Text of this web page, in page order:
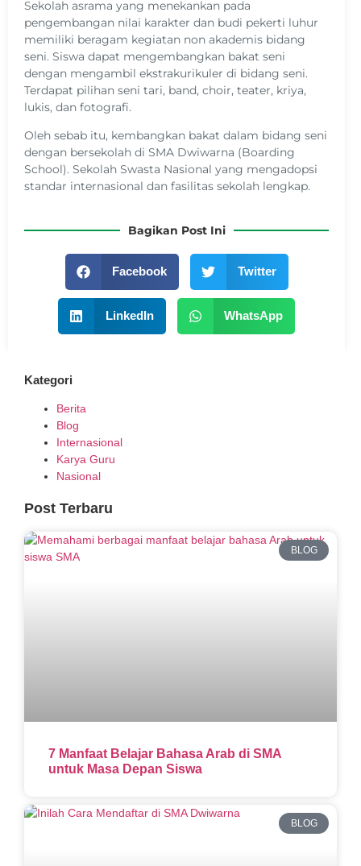
Sekolah asrama yang menekankan pada
pengembangan nilai karakter dan budi pekerti luhur
memiliki beragam kegiatan non akademis bidang
seni. Siswa dapat mengembangkan bakat seni
dengan mengambil ekstrakurikuler di bidang seni.
Terdapat pilihan seni tari, band, choir, teater, kriya,
lukis, dan fotografi.
Oleh sebab itu, kembangkan bakat dalam bidang seni
dengan bersekolah di SMA Dwiwarna (Boarding
School). Sekolah Swasta Nasional yang mengadopsi
standar internasional dan fasilitas sekolah lengkap.
Bagikan Post Ini
Facebook Twitter
LinkedIn WhatsApp
Kategori
Berita
Blog
Internasional
Karya Guru
Nasional
Post Terbaru
BLOG
7 Manfaat Belajar Bahasa Arab di SMA
untuk Masa Depan Siswa
BLOG